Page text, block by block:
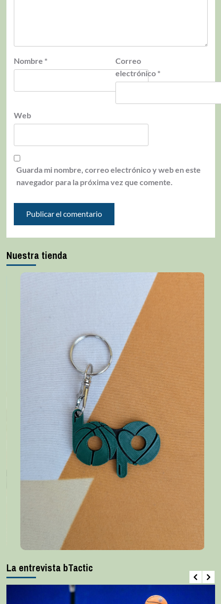
Nombre *
Correo
electrónico *
Web
Guarda mi nombre, correo electrónico y web en este
navegador para la próxima vez que comente.
Nuestra tienda
La entrevista bTactic